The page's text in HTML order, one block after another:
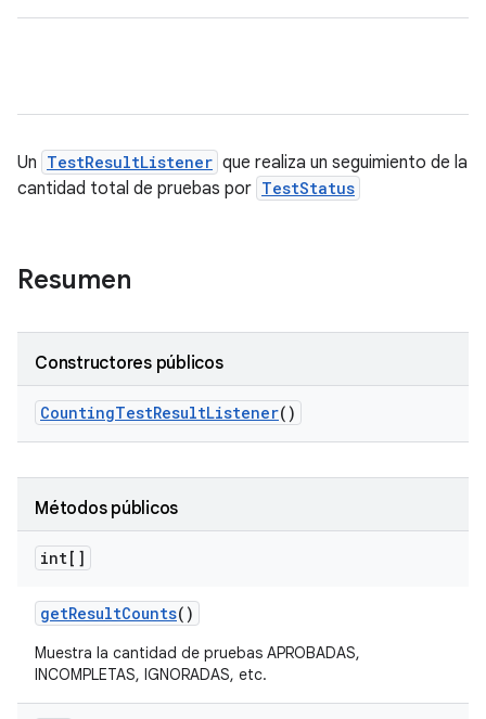
Un TestResultListener que realiza un seguimiento de la
cantidad total de pruebas por TestStatus
Resumen
Constructores públicos
CountingTestResultListener()
Métodos públicos
int[]
getResultCounts()
Muestra la cantidad de pruebas APROBADAS,
INCOMPLETAS, IGNORADAS, etc.